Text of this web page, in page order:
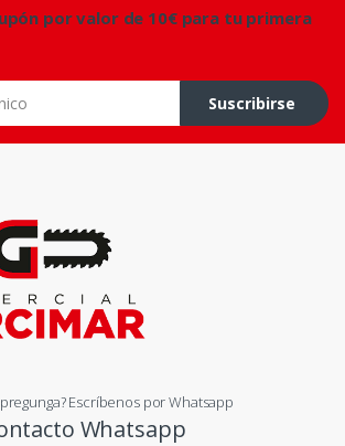
por valor de 10€ para tu primera
Suscribirse
Escríbenos por Whatsapp
Whatsapp